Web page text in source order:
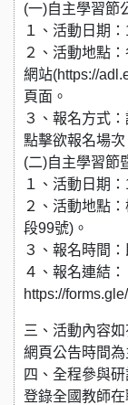
(一)自主學習節
１、活動日期
２、活動地點
網站(https://
頁面。
３、報名方式
點擊欲報名場
(二)自主學習節
１、活動日期
２、活動地點
段99號)。
３、報名時間
４、報名連結：
https://
三、活動內容
網頁公告時間為
四、全程參與
登錄全國教師